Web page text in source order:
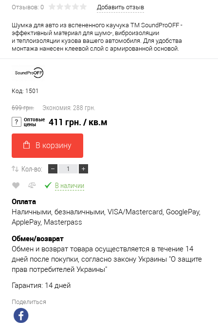
Отзывов: 0 Добавить отзыв
Шумка для авто из вспененного каучука ТМ SoundProOFF -
эффективный материал для шумо-, виброизоляции
и теплоизоляции кузова вашего автомобиля. Для удобства
монтажа нанесен клеевой слой с армированной основой.
Код: 1501
699 грн. Экономия: 288 грн.
Оптовые
цены 411 грн. / кв.м
В корзину
Кол-во:
В наличии
Оплата
Наличными, безналичными, VISA/Mastercard, GooglePay,
ApplePay, Masterpass
Обмен/возврат
Обмен и возврат товара осуществляется в течение 14
дней после покупки, согласно закону Украины "О защите
прав потребителей Украины"
Гарантия: 14 дней
Поделиться